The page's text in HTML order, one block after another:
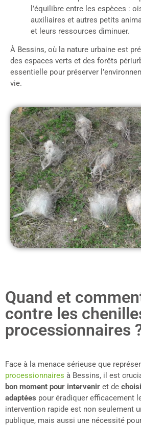
l’équilibre entre les espèces :
auxiliaires et autres petits
et leurs ressources diminuer.
À Bessins, où la nature urbaine est
des espaces verts et des forêts
essentielle pour préserver
vie.
Quand et
contre les
processionnaires
Face à la menace sérieuse que
processionnaires à Bessins, il est
bon moment pour intervenir et de
adaptées pour éradiquer efficacement
intervention rapide est non seulement
publique, mais aussi une nécessité